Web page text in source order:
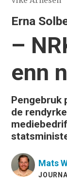
Erna
–
enn
Pengebruk
de
Mats